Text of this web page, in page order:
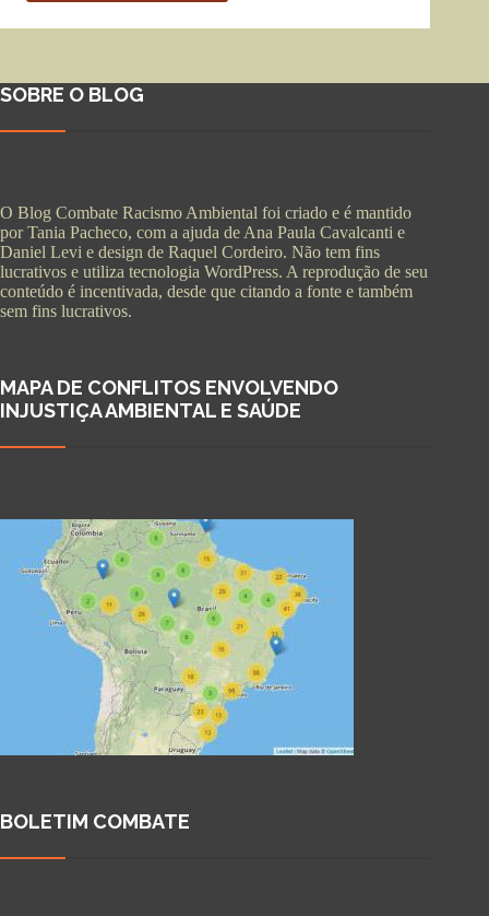
SOBRE O BLOG
O Blog Combate Racismo Ambiental foi criado e é mantido
por Tania Pacheco, com a ajuda de Ana Paula Cavalcanti e
Daniel Levi e design de Raquel Cordeiro. Não tem fins
lucrativos e utiliza tecnologia WordPress. A reprodução de seu
conteúdo é incentivada, desde que citando a fonte e também
sem fins lucrativos.
MAPA DE CONFLITOS ENVOLVENDO
INJUSTIÇA AMBIENTAL E SAÚDE
BOLETIM COMBATE